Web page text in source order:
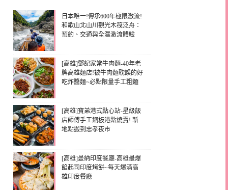
日本唯一!傳承600年極限激流!
和歌山北山川觀光木筏泛舟：
預約、交通與全濕激流體驗
[高雄]鄧記家常牛肉麵-40年老
牌高雄麵店!被牛肉麵耽誤的好
吃炸醬麵~必點限量手工粗麵
[高雄]寶弟港式點心站-星級飯
店師傅手工銅板港點燒賣! 新
地點搬到忠孝夜市
[高雄]曼納印度餐廳-高雄最爆
餡起司印度烤餅~每天爆滿高
雄印度餐廳